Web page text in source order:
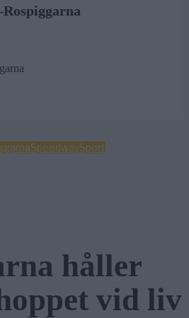
SpeedwaySport
håller
vid liv